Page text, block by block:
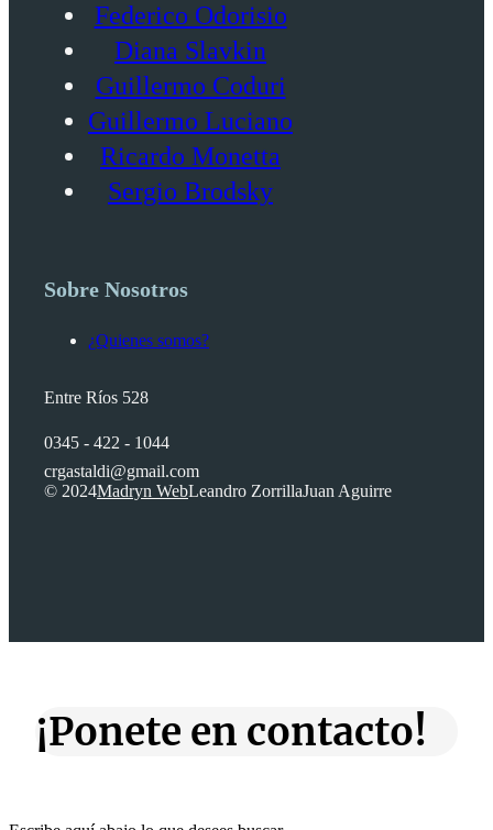
Federico Odorisio
Diana Slavkin
Guillermo Coduri
Guillermo Luciano
Ricardo Monetta
Sergio Brodsky
Sobre Nosotros
¿Quienes somos?
Entre Ríos 528
0345 - 422 - 1044
crgastaldi@gmail.com
© 2024Madryn WebLeandro ZorrillaJuan Aguirre
¡Ponete en contacto!